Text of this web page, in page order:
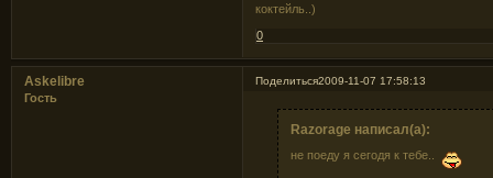
коктейль..)
0
Поделиться2009-11-07 17:58:13
Askelibre
Гость
Razorage написал(а):
не поеду я сегодя к тебе..